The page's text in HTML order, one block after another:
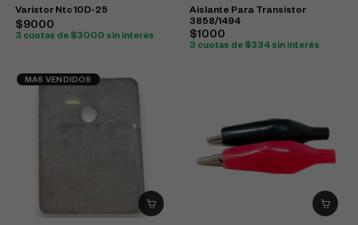
Varistor Ntc 10D-25
$9000
3 cuotas de $3000 sin interés
Aislante Para Transistor
3858/1494
$1000
3 cuotas de $334 sin interés
MAS VENDIDOS